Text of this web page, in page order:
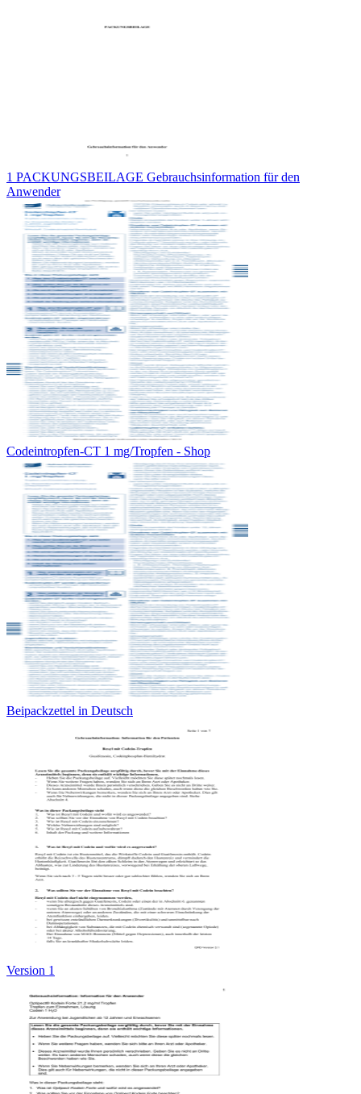
1 PACKUNGSBEILAGE Gebrauchsinformation für den
Anwender
Codeintropfen-CT 1 mg/Tropfen - Shop
Beipackzettel in Deutsch
Version 1